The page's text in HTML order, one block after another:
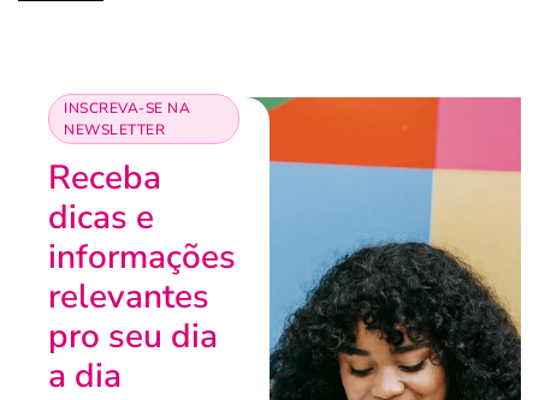
INSCREVA-SE NA
NEWSLETTER
Receba
dicas e
informações
relevantes
pro seu dia
a dia